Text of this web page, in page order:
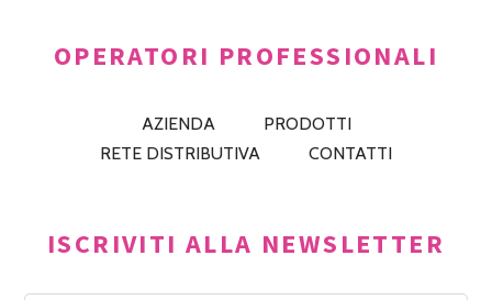
OPERATORI PROFESSIONALI
AZIENDA
PRODOTTI
RETE DISTRIBUTIVA
CONTATTI
ISCRIVITI ALLA NEWSLETTER